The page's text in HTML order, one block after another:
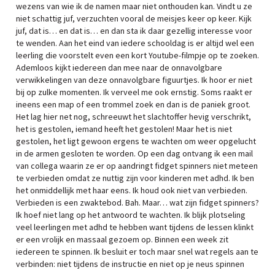
wezens van wie ik de namen maar niet onthouden kan. Vindt u ze
niet schattig juf, verzuchten vooral de meisjes keer op keer. Kijk
juf, dat is… en dat is… en dan sta ik daar gezellig interesse voor
te wenden. Aan het eind van iedere schooldag is er altijd wel een
leerling die voorstelt even een kort Youtube-filmpje op te zoeken.
Ademloos kijkt iedereen dan mee naar de onnavolgbare
verwikkelingen van deze onnavolgbare figuurtjes. Ik hoor er niet
bij op zulke momenten. Ik verveel me ook ernstig. Soms raakt er
ineens een map of een trommel zoek en dan is de paniek groot.
Het lag hier net nog, schreeuwt het slachtoffer hevig verschrikt,
het is gestolen, iemand heeft het gestolen! Maar het is niet
gestolen, het ligt gewoon ergens te wachten om weer opgelucht
in de armen gesloten te worden. Op een dag ontvang ik een mail
van collega waarin ze er op aandringt fidget spinners niet meteen
te verbieden omdat ze nuttig zijn voor kinderen met adhd. Ik ben
het onmiddellijk met haar eens. Ik houd ook niet van verbieden.
Verbieden is een zwaktebod. Bah. Maar… wat zijn fidget spinners?
Ik hoef niet lang op het antwoord te wachten. Ik blijk plotseling
veel leerlingen met adhd te hebben want tijdens de lessen klinkt
er een vrolijk en massaal gezoem op. Binnen een week zit
iedereen te spinnen. Ik besluit er toch maar snel wat regels aan te
verbinden: niet tijdens de instructie en niet op je neus spinnen